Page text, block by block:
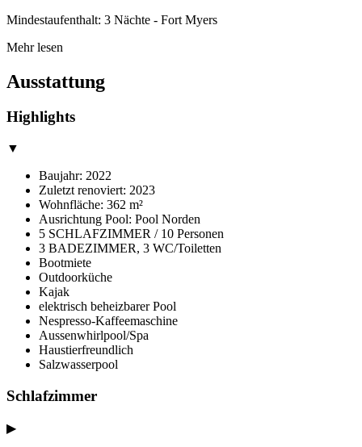
Mindestaufenthalt: 3 Nächte - Fort Myers
Mehr lesen
Ausstattung
Highlights
▼
Baujahr: 2022
Zuletzt renoviert: 2023
Wohnfläche: 362 m²
Ausrichtung Pool: Pool Norden
5 SCHLAFZIMMER / 10 Personen
3 BADEZIMMER, 3 WC/Toiletten
Bootmiete
Outdoorküche
Kajak
elektrisch beheizbarer Pool
Nespresso-Kaffeemaschine
Aussenwhirlpool/Spa
Haustierfreundlich
Salzwasserpool
Schlafzimmer
▶